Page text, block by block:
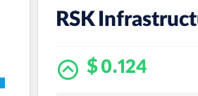
RSK
$ 0.124